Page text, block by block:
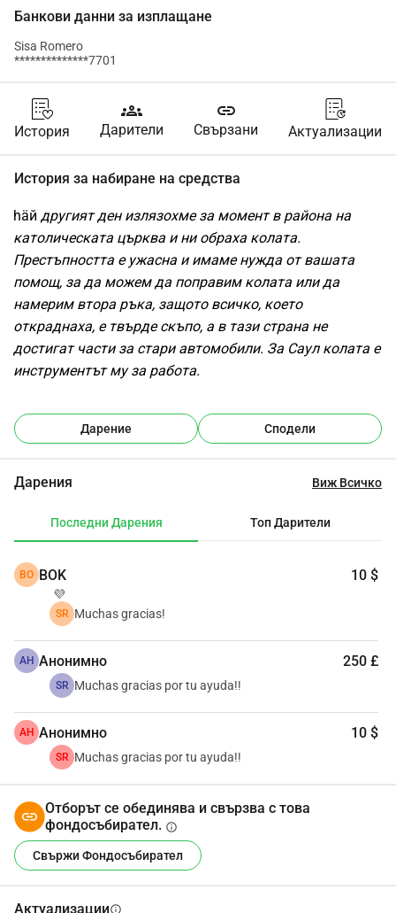
Банкови данни за изплащане
Sisa Romero
**************7701
История
groups
Дарители
link
Свързани Актуализации
История за набиране на средства
häй другият ден излязохме за момент в района на
католическата църква и ни обраха колата.
Престъпността е ужасна и имаме нужда от вашата
помощ, за да можем да поправим колата или да
намерим втора ръка, защото всичко, което
откраднаха, е твърде скъпо, а в тази страна не
достигат части за стари автомобили. За Саул колата е
инструментът му за работа.
Дарение Сподели
Дарения Виж Всичко
Последни Дарения Топ Дарители
BO BOK 10 $
💜
SR Muchas gracias!
АН Анонимно 250 £
SR Muchas gracias por tu ayuda!!
АН Анонимно 10 $
SR Muchas gracias por tu ayuda!!
Отборът се обединява и свързва с това
фондосъбирател. info
Свържи Фондосъбирател
Актуализацииinfo